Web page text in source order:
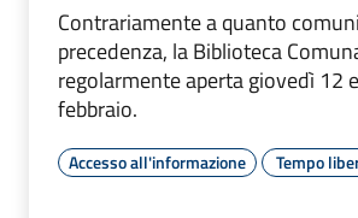
Contrariamente a quanto
precedenza, la Biblioteca
regolarmente aperta giovedì 12
febbraio.
Accesso all'informazione Tempo